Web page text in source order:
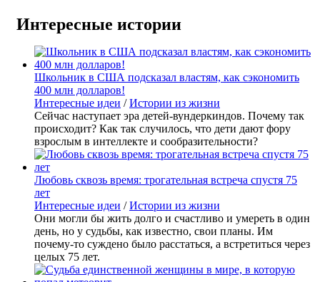
Интересные истории
Школьник в США подсказал властям, как сэкономить
400 млн долларов!
Интересные идеи /Истории из жизни
Сейчас наступает эра детей-вундеркиндов. Почему так
происходит? Как так случилось, что дети дают фору
взрослым в интеллекте и сообразительности?
Любовь сквозь время: трогательная встреча спустя 75
лет
Интересные идеи /Истории из жизни
Они могли бы жить долго и счастливо и умереть в один
день, но у судьбы, как известно, свои планы. Им
почему-то суждено было расстаться, а встретиться через
целых 75 лет.